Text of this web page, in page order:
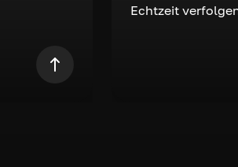
Echtzeit